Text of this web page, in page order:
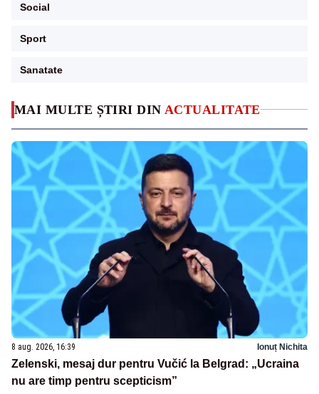
MAI MULTE ȘTIRI DIN ACTUALITATE
8 aug. 2026, 16:39 Ionuț Nichita
Zelenski, mesaj dur pentru Vučić la Belgrad: „Ucraina
nu are timp pentru scepticism”
Social
Sport
Sanatate